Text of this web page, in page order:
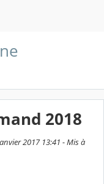
2018
2017 13:41 - Mis à